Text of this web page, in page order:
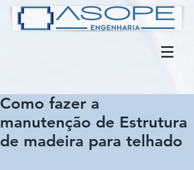
Como fazer a
manutenção de Estrutura
de madeira para telhado